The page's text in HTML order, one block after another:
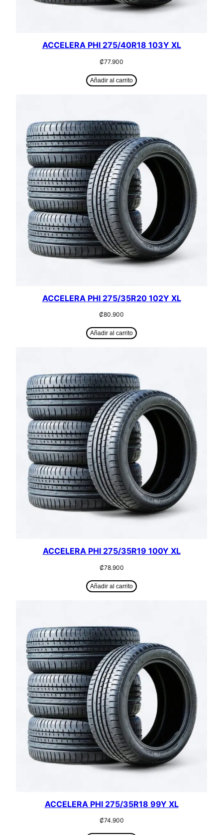
ACCELERA PHI 275/40R18 103Y XL
₡77.900
Añadir al carrito
ACCELERA PHI 275/35R20 102Y XL
₡80.900
Añadir al carrito
ACCELERA PHI 275/35R19 100Y XL
₡78.900
Añadir al carrito
ACCELERA PHI 275/35R18 99Y XL
₡74.900